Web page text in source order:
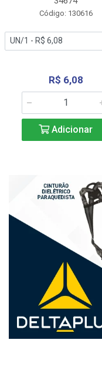
Código: 130616
R$ 6,08
Adicionar